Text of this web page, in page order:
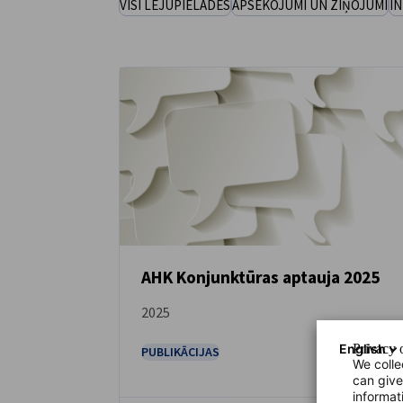
Lithuania
VISI LEJUPIELĀDESAPSEKOJUMI UN ZIŅOJUMI
LEJUPIELĀDĒT
AHK Konjunktūras aptauja 2025
2025
PUBLIKĀCIJAS English
Privacy
We
can